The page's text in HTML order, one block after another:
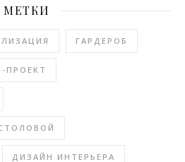
МЕТКИ
ГАРДЕРОБ
ПРОЕКТ
ДИЗАЙН ИНТЕРЬЕРА